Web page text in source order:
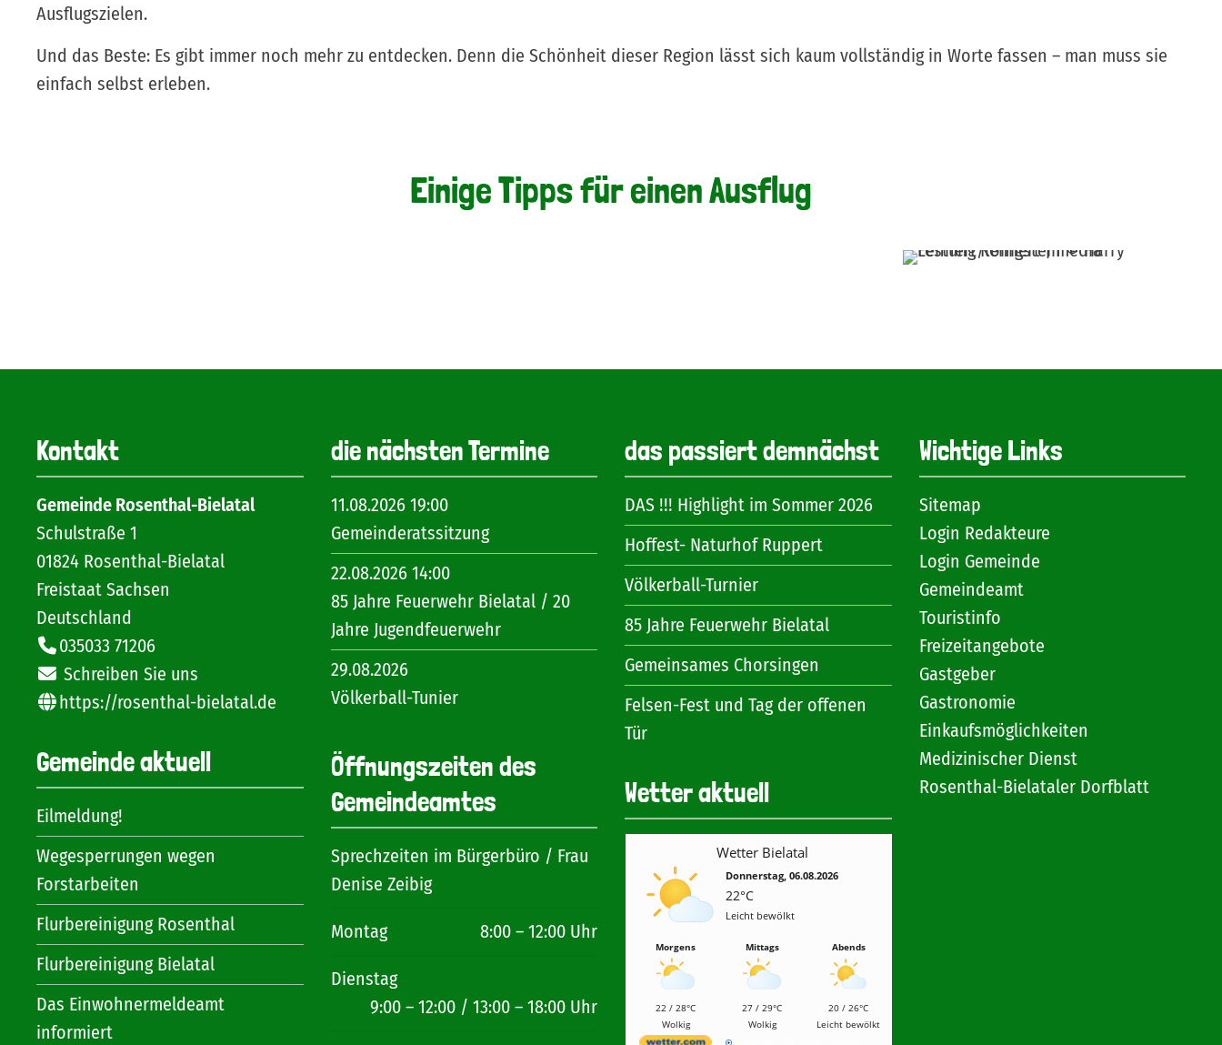
Ausflugszielen.
Und das Beste: Es gibt immer noch mehr zu entdecken. Denn die Schönheit dieser Region lässt sich kaum vollständig in Worte fassen – man muss sie
einfach selbst erleben.
Einige Tipps für einen Ausflug
Kontakt
Gemeinde Rosenthal-Bielatal
Schulstraße 1
01824 Rosenthal-Bielatal
Freistaat Sachsen
Deutschland
035033 71206
Schreiben Sie uns
https://rosenthal-bielatal.de
Gemeinde aktuell
Eilmeldung!
Wegesperrungen wegen
Forstarbeiten
Flurbereinigung Rosenthal
Flurbereinigung Bielatal
Das Einwohnermeldeamt
informiert
die nächsten Termine
11.08.2026 19:00
Gemeinderatssitzung
22.08.2026 14:00
85 Jahre Feuerwehr Bielatal / 20
Jahre Jugendfeuerwehr
29.08.2026
Völkerball-Tunier
Öffnungszeiten des
Gemeindeamtes
Sprechzeiten im Bürgerbüro / Frau
Denise Zeibig
Montag 8:00 – 12:00 Uhr
Dienstag
9:00 – 12:00 / 13:00 – 18:00 Uhr
das passiert demnächst
DAS !!! Highlight im Sommer 2026
Hoffest- Naturhof Ruppert
Völkerball-Turnier
85 Jahre Feuerwehr Bielatal
Gemeinsames Chorsingen
Felsen-Fest und Tag der offenen
Tür
Wetter aktuell
Wetter Bielatal
Donnerstag, 06.08.2026
22°C
Leicht bewölkt
Morgens
22 / 28°C
Wolkig
Mittags
27 / 29°C
Wolkig
Abends
20 / 26°C
Leicht bewölkt
Wichtige Links
Sitemap
Login Redakteure
Login Gemeinde
Gemeindeamt
Touristinfo
Freizeitangebote
Gastgeber
Gastronomie
Einkaufsmöglichkeiten
Medizinischer Dienst
Rosenthal-Bielataler Dorfblatt